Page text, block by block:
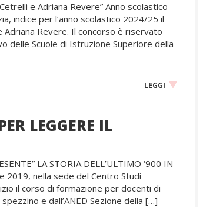
e Adriana Revere” Anno scolastico
indice per l’anno scolastico 2024/25 il
Revere. Il concorso è riservato
delle Scuole di Istruzione Superiore della
LEGGI
LEGGERE IL
LA STORIA DELL’ULTIMO ‘900 IN
2019, nella sede del Centro Studi
il corso di formazione per docenti di
e dall’ANED Sezione della […]